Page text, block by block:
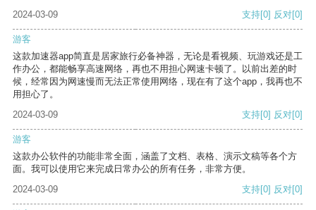
2024-03-09 支持[0] 反对[0]
游客
这款加速器app简直是居家旅行必备神器，无论是看视频、玩游戏还是工
作办公，都能畅享高速网络，再也不用担心网速卡顿了。以前出差的时
候，经常因为网速慢而无法正常使用网络，现在有了这个app，我再也不
用担心了。
2024-03-09
支持[0] 反对[0]
游客
这款办公软件的功能非常全面，涵盖了文档、表格、演示文稿等各个方
面。我可以使用它来完成日常办公的所有任务，非常方便。
2024-03-09
支持[0] 反对[0]